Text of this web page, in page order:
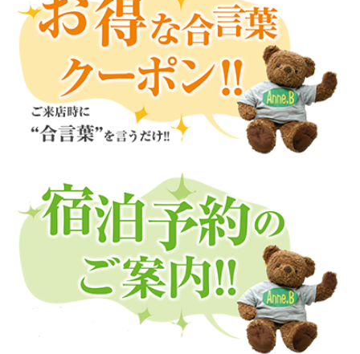
2026.06.30 7月スタートのメンバー様無料サービス！
2026.08.04 メンバー様無料！ホットなカレー？ クールな麺？